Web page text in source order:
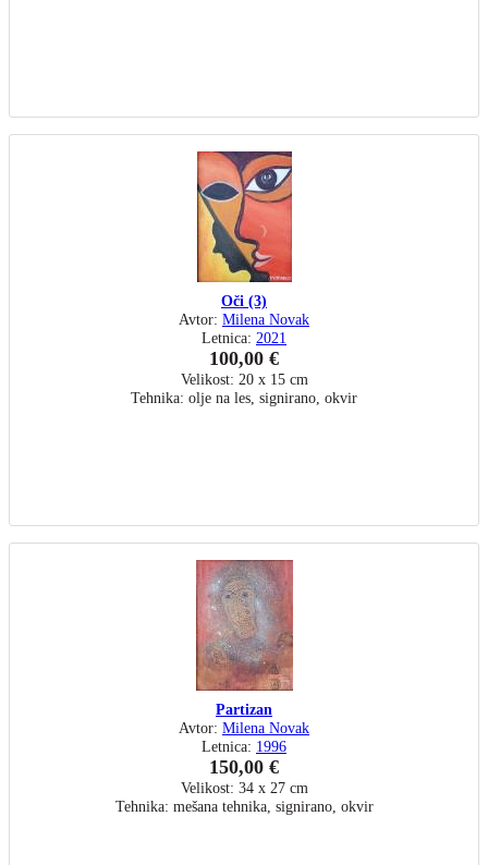
Oči (3)
Avtor: Milena Novak
Letnica: 2021
100,00 €
Velikost: 20 x 15 cm
Tehnika: olje na les, signirano, okvir
Partizan
Avtor: Milena Novak
Letnica: 1996
150,00 €
Velikost: 34 x 27 cm
Tehnika: mešana tehnika, signirano, okvir